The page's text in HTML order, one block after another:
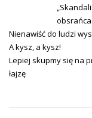
Nienawiść do ludzi
A kysz, a kysz!
Lepiej skupmy się na
łajzę